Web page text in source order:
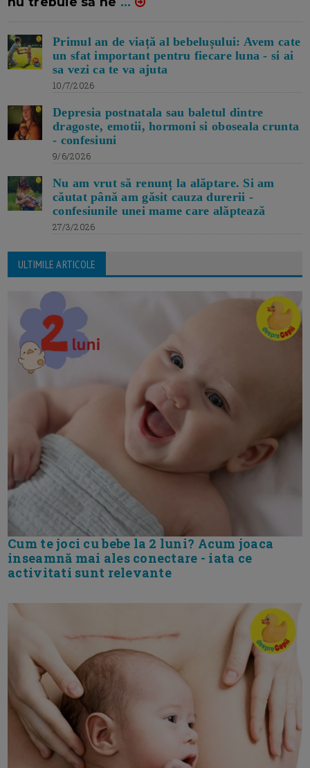
Primul an de viață al bebelușului: Avem cate
un sfat important pentru fiecare luna - si ai
sa vezi ca te va ajuta
10/7/2026
Depresia postnatala sau baletul dintre
dragoste, emotii, hormoni si oboseala crunta
- confesiuni
9/6/2026
Nu am vrut să renunț la alăptare. Si am
căutat până am găsit cauza durerii -
confesiunile unei mame care alăptează
27/3/2026
ULTIMILE ARTICOLE
Cum te joci cu bebe la 2 luni? Acum joaca
inseamnă mai ales conectare - iata ce
activitati sunt relevante